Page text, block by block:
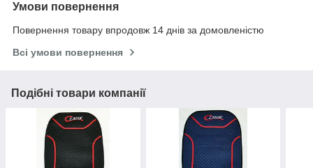
Умови повернення
Повернення товару впродовж 14 днів за домовленістю
Всі умови повернення
Подібні товари компанії